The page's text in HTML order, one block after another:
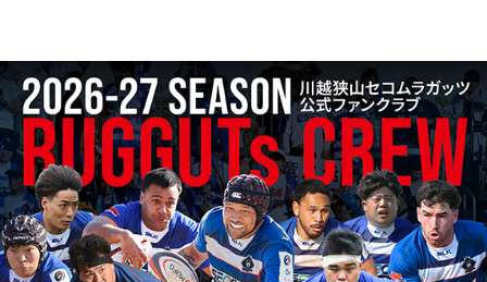
9月1日よりファンクラブ会員募集開始！【2026-27】
2026.08.01 お知らせ